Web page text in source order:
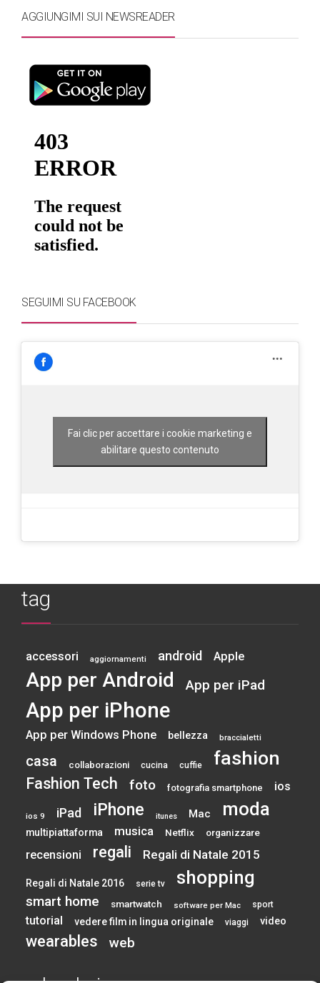
AGGIUNGIMI SUI NEWSREADER
SEGUIMI SU FACEBOOK
Fai clic per accettare i cookie marketing e
abilitare questo contenuto
tag
accessori aggiornamenti android Apple
App per Android App per iPad
App per iPhone
App per Windows Phone bellezza braccialetti
casa collaborazioni cucina cuffie fashion
Fashion Tech foto fotografia smartphone ios
ios 9 iPad iPhone itunes Mac moda
multipiattaforma musica Netflix organizzare
recensioni regali Regali di Natale 2015
Regali di Natale 2016 serie tv shopping
smart home smartwatch software per Mac sport
tutorial vedere film in lingua originale viaggi video
wearables web